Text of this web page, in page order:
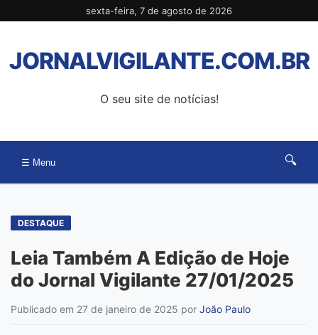
para
conteúdo
sexta-feira, 7 de agosto de 2026
JORNALVIGILANTE.COM.BR
O seu site de notícias!
☰ Menu 🔍
DESTAQUE
Leia Também A Edição de Hoje
do Jornal Vigilante 27/01/2025
Publicado em 27 de janeiro de 2025 por João Paulo